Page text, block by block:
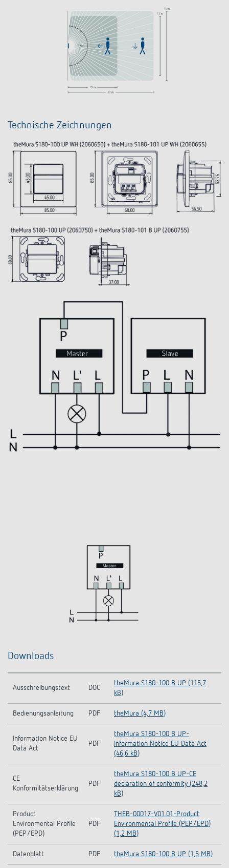
Technische Zeichnungen
Downloads
Ausschreibungstext DOC
theMura S180-100 B UP (115,7
kB)
Bedienungsanleitung PDF theMura (4,7 MB)
Information Notice EU
Data Act
PDF
theMura S180-100 B UP-
Information Notice EU Data Act
(46,6 kB)
CE
Konformitätserklärung
PDF
theMura S180-100 B UP-CE
declaration of conformity (248,2
kB)
Product
Environmental Profile
(PEP/EPD)
PDF
THEB-00017-V01.01-Product
Environmental Profile (PEP/EPD)
(1,2 MB)
Datenblatt PDF theMura S180-100 B UP (1,5 MB)